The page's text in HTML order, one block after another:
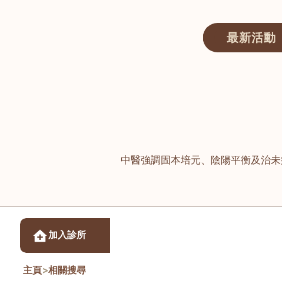
最新活動
中醫強調固本培元、陰陽平衡及治
加入診所
主頁>相關搜尋